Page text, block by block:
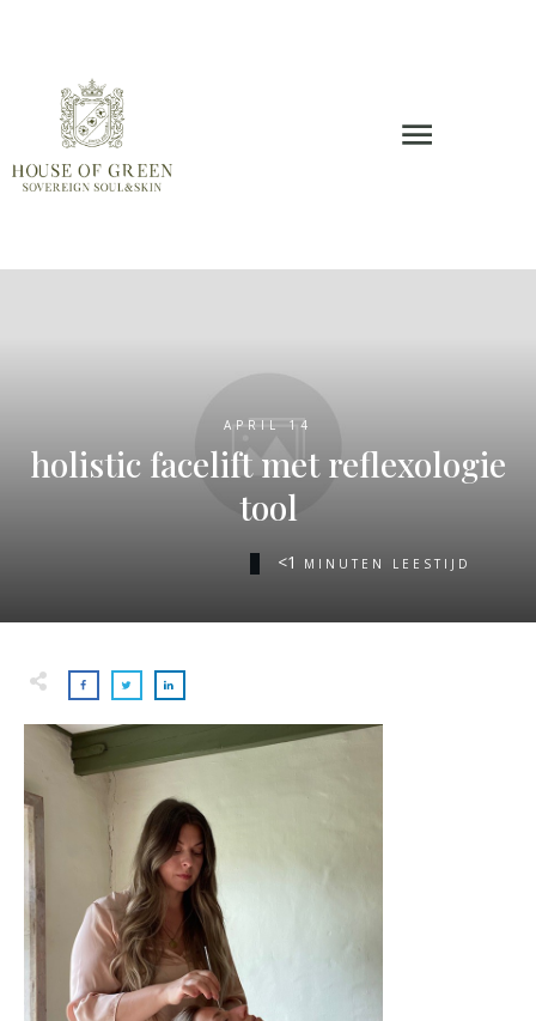
APRIL 14
holistic facelift met reflexologie
tool
<1 MINUTEN LEESTIJD